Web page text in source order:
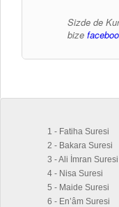
Sizde de
bize
1 - Fatiha Suresi
2 - Bakara Suresi
3 - Ali İmran Suresi
4 - Nisa Suresi
5 - Maide Suresi
6 - En’âm Suresi